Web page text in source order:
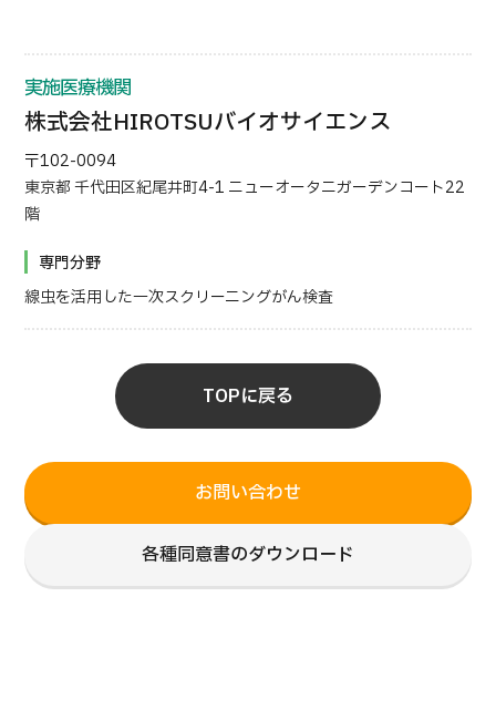
お問い合わせ
各種同意書のダウンロード
実施医療機関
株式会社HIROTSUバイオサイエンス
〒102-0094
東京都 千代田区紀尾井町4-1 ニューオータニガーデンコート22
階
専門分野
線虫を活用した一次スクリーニングがん検査
TOPに戻る